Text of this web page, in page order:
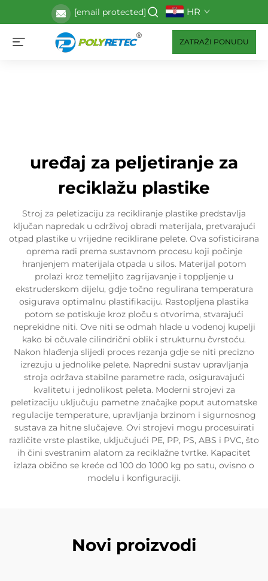
[email protected] HR
ZATRAŽI PONUDU
uređaj za peljetiranje za
reciklažu plastike
Stroj za peletizaciju za recikliranje plastike predstavlja
ključan napredak u održivoj obradi materijala, pretvarajući
otpad plastike u vrijedne reciklirane pelete. Ova sofisticirana
oprema radi prema sustavnom procesu koji počinje
hranjenjem materijala otpada u silos. Materijal potom
prolazi kroz temeljito zagrijavanje i toppljenje u
ekstruderskom dijelu, gdje točno regulirana temperatura
osigurava optimalnu plastifikaciju. Rastopljena plastika
potom se potiskuje kroz ploču s otvorima, stvarajući
neprekidne niti. Ove niti se odmah hlade u vodenoj kupelji
kako bi očuvale cilindrični oblik i strukturnu čvrstoću.
Nakon hlađenja slijedi proces rezanja gdje se niti precizno
izrezuju u jednolike pelete. Napredni sustav upravljanja
stroja održava stabilne parametre rada, osiguravajući
kvalitetu i jednolikost peleta. Moderni strojevi za
peletizaciju uključuju pametne značajke poput automatske
regulacije temperature, upravljanja brzinom i sigurnosnog
sustava za hitne slučajeve. Ovi strojevi mogu procesuirati
različite vrste plastike, uključujući PE, PP, PS, ABS i PVC, što
ih čini svestranim alatom za reciklažne tvrtke. Kapacitet
izlaza obično se kreće od 100 do 1000 kg po satu, ovisno o
modelu i konfiguraciji.
Novi proizvodi